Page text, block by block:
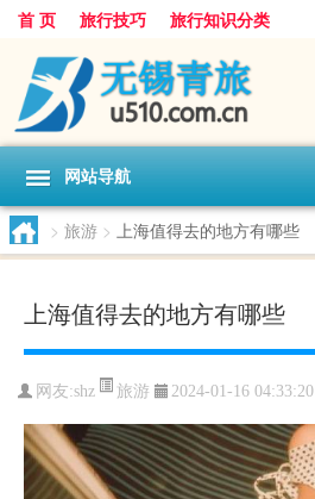
首 页 旅行技巧 旅行知识分类
网站导航
> 旅游 > 上海值得去的地方有哪些
上海值得去的地方有哪些
网友:shz 旅游 2024-01-16 04:33:20